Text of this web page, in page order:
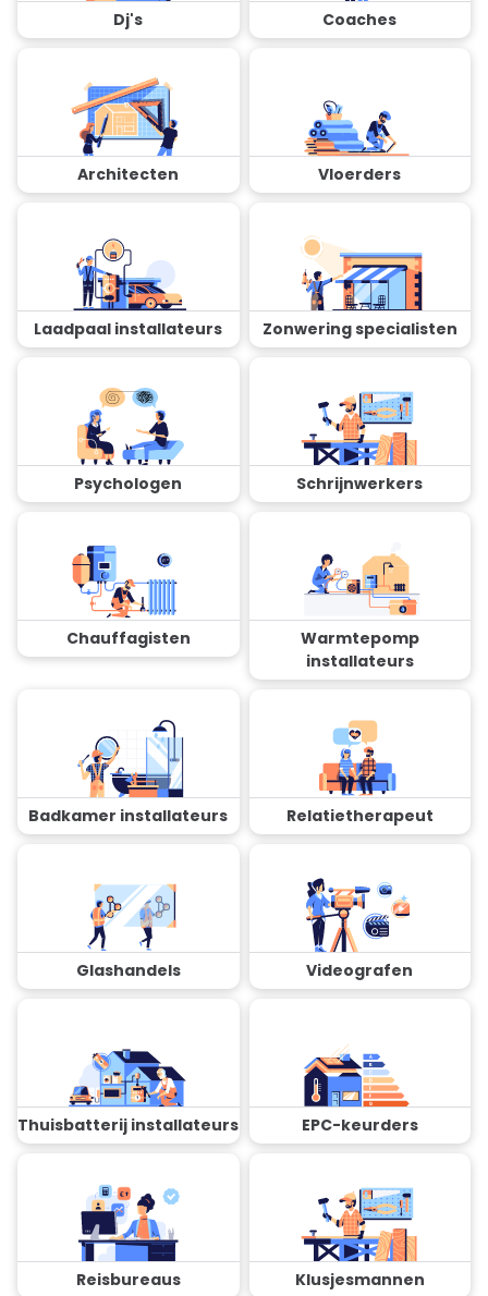
Dj's Coaches
Architecten Vloerders
Laadpaal installateurs Zonwering specialisten
Psychologen Schrijnwerkers
Chauffagisten
Warmtepomp
installateurs
Badkamer installateurs Relatietherapeut
Glashandels Videografen
Thuisbatterij installateurs EPC-keurders
Reisbureaus Klusjesmannen